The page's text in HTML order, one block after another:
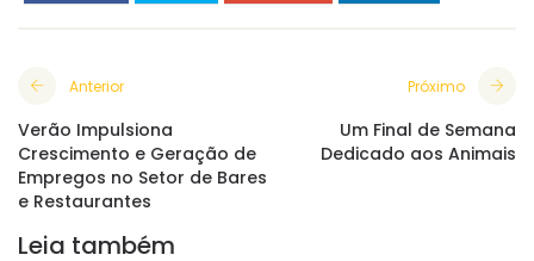
Anterior
Verão Impulsiona
Crescimento e Geração de
Empregos no Setor de Bares
e Restaurantes
Próximo
Um Final de Semana
Dedicado aos Animais
Leia também